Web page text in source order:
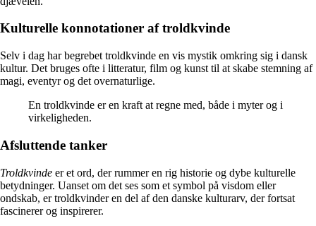
Kulturelle konnotationer af troldkvinde
Selv i dag har begrebet troldkvinde en vis mystik omkring sig i dansk
kultur. Det bruges ofte i litteratur, film og kunst til at skabe stemning af
magi, eventyr og det overnaturlige.
En troldkvinde er en kraft at regne med, både i myter og i
virkeligheden.
Afsluttende tanker
Troldkvinde er et ord, der rummer en rig historie og dybe kulturelle
betydninger. Uanset om det ses som et symbol på visdom eller
ondskab, er troldkvinder en del af den danske kulturarv, der fortsat
fascinerer og inspirerer.